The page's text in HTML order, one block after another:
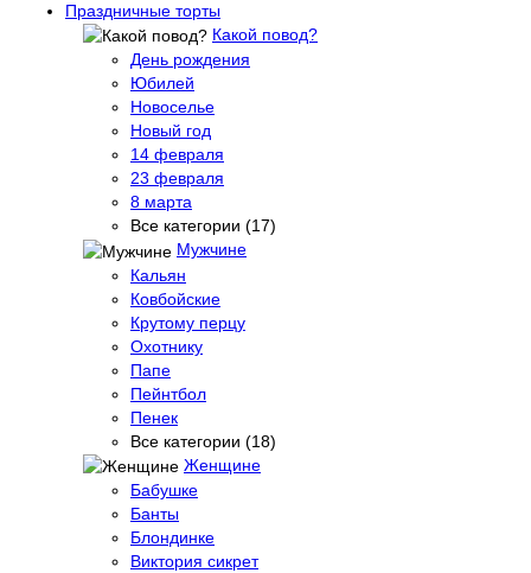
Праздничные торты
Какой повод?
День рождения
Юбилей
Новоселье
Новый год
14 февраля
23 февраля
8 марта
Все категории (17)
Мужчине
Кальян
Ковбойские
Крутому перцу
Охотнику
Папе
Пейнтбол
Пенек
Все категории (18)
Женщине
Бабушке
Банты
Блондинке
Виктория сикрет